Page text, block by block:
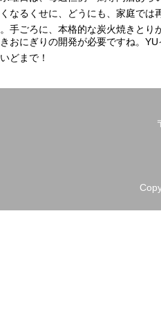
なるくせに、どうにも、家庭で
手ごろに、本格的な炭火焼きと
おにぎりの開発が必要ですね。
どまで！